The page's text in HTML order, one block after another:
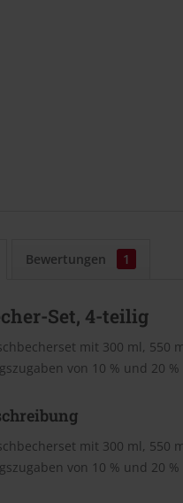
Bewertungen 1
Set, 4-teilig
mit 300 ml, 550
von 10 % und 20
mit 300 ml, 550
von 10 % und 20